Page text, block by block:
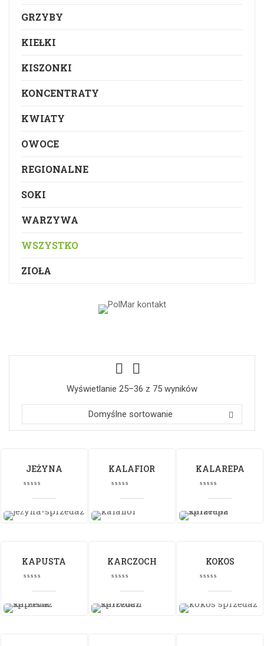
GRZYBY
KIEŁKI
KISZONKI
KONCENTRATY
KWIATY
OWOCE
REGIONALNE
SOKI
WARZYWA
WSZYSTKO
ZIOŁA
Wyświetlanie 25–36 z 75 wyników
Domyślne sortowanie
JEŻYNA KALAFIOR KALAREPA
KAPUSTA KARCZOCH KOKOS